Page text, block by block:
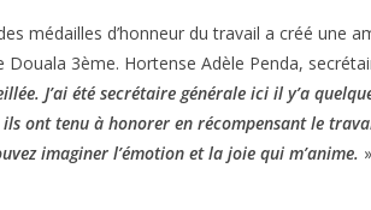
médailles d’honneur du travail a créé une
Douala 3ème. Hortense Adèle Penda,
J’ai été secrétaire générale ici il y’a
ont tenu à honorer en récompensant le
imaginer l’émotion et la joie qui m’anime. »